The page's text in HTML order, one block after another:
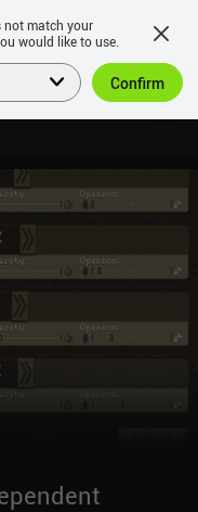
not match your
would like to use.
Confirm